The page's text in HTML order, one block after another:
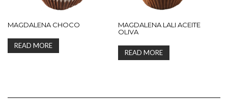
MAGDALENA CHOCO
READ MORE
MAGDALENA LALI ACEITE
OLIVA
READ MORE